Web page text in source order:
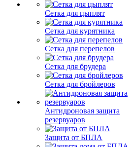
Сетка для цыплят
Сетка для курятника
Сетка для перепелов
Сетка для брудера
Сетка для бройлеров
Антидроновая защита
резервуаров
Защита от БПЛА